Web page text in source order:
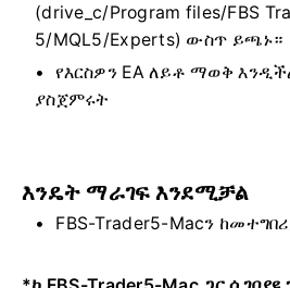
(drive_c/Program files/FBS
5/MQL5/Experts) ውስጥ ይጫኑ።
የእርስዎን EA ለይቶ ማወቅ
ያስጀምሩት
እንዴት ማራገፍ እንደሚቻል
FBS-Trader5-Macን